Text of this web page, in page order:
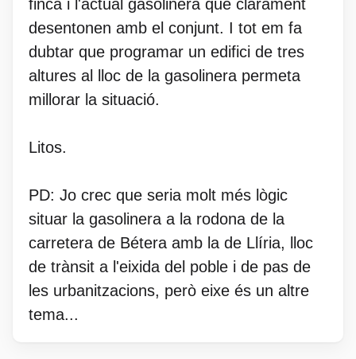
finca i l'actual gasolinera que clarament
desentonen amb el conjunt. I tot em fa
dubtar que programar un edifici de tres
altures al lloc de la gasolinera permeta
millorar la situació.
Litos.
PD: Jo crec que seria molt més lògic
situar la gasolinera a la rodona de la
carretera de Bétera amb la de Llíria, lloc
de trànsit a l'eixida del poble i de pas de
les urbanitzacions, però eixe és un altre
tema...